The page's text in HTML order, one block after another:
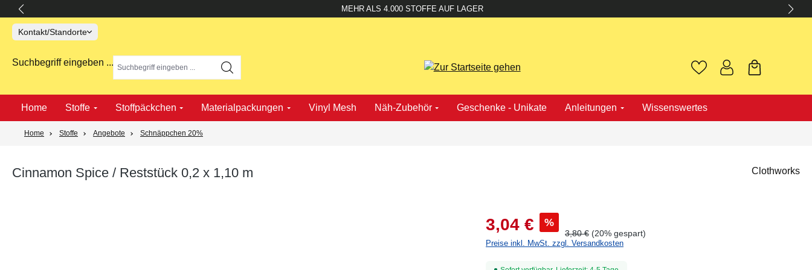
MEHR ALS 4.000 STOFFE AUF LAGER
Kontakt/Standorte
Suchbegriff eingeben ...
Home Stoffe Stoffpäckchen Materialpackungen Vinyl Mesh Näh-Zubehör Geschenke - Unikate Anleitungen Wissenswertes
Home Stoffe Angebote Schnäppchen 20%
Cinnamon Spice / Reststück 0,2 x 1,10 m Clothworks
3,04 € %
3,80 € (20% gespart)
Preise inkl. MwSt. zzgl. Versandkosten